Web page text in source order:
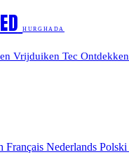
HURGHADA
Vrijduiken Tec Ontdekken
Français Nederlands Polski